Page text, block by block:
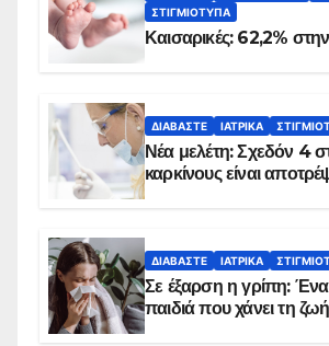
ΣΤΙΓΜΙΌΤΥΠΑ
Καισαρικές: 62,2%
ΔΙΑΒΆΣΤΕ ΙΑΤΡΙΚΆ
Νέα μελέτη: Σχεδόν 4
καρκίνους είναι
ΔΙΑΒΆΣΤΕ ΙΑΤΡΙΚΆ
Σε έξαρση η γρίπη:
παιδιά που χάνει τη